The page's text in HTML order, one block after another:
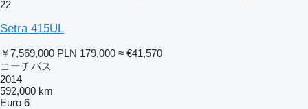
22
Setra 415UL
￥7,569,000 PLN 179,000 ≈ €41,570
コーチバス
2014
592,000 km
Euro 6